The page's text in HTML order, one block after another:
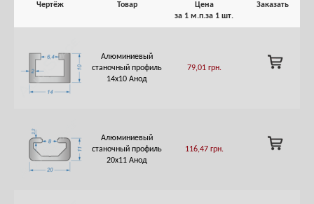
Чертёж Товар
Цена
за 1 м.п.за 1 шт.
Заказать
Алюминиевый
станочный профиль
14х10 Анод
79,01 грн.
ADD
TO
Алюминиевый
станочный профиль
20х11 Анод
116,47 грн.
ADD
TO